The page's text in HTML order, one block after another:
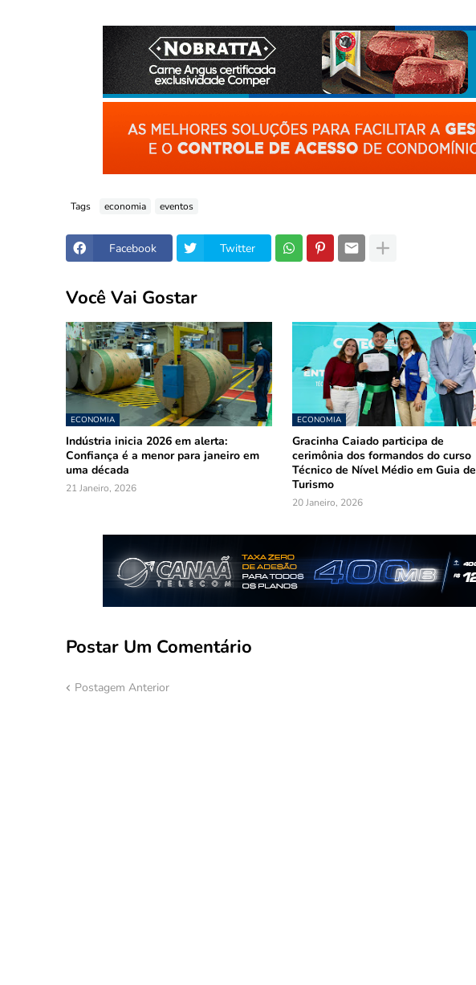
Tags economia eventos
Facebook Twitter
Você Vai Gostar
ECONOMIA
Indústria inicia 2026 em alerta:
Confiança é a menor para janeiro em
uma década
21 Janeiro, 2026
ECONOMIA
Gracinha Caiado participa de
cerimônia dos formandos do curso
Técnico de Nível Médio em Guia de
Turismo
20 Janeiro, 2026
Postar Um Comentário
Postagem Anterior